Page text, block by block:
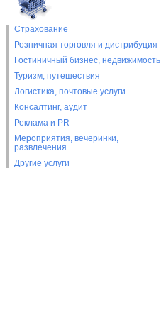
Страхование
Розничная торговля и дистрибуция
Гостиничный бизнес, недвижимость
Туризм, путешествия
Логистика, почтовые услуги
Консалтинг, аудит
Реклама и PR
Мероприятия, вечеринки,
развлечения
Другие услуги